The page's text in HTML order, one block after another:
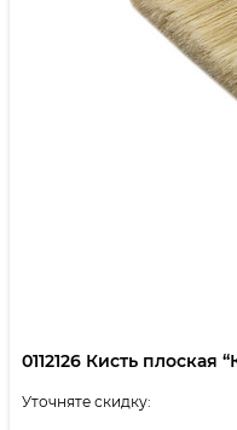
0112126 Кисть плоская
Уточняте скидку: